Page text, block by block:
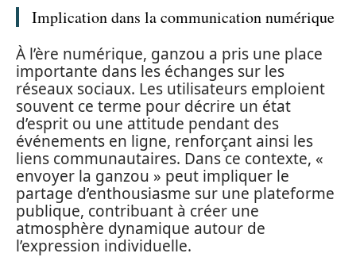
Implication dans la communication numérique
À l’ère numérique, ganzou a pris une place
importante dans les échanges sur les
réseaux sociaux. Les utilisateurs emploient
souvent ce terme pour décrire un état
d’esprit ou une attitude pendant des
événements en ligne, renforçant ainsi les
liens communautaires. Dans ce contexte, «
envoyer la ganzou » peut impliquer le
partage d’enthousiasme sur une plateforme
publique, contribuant à créer une
atmosphère dynamique autour de
l’expression individuelle.